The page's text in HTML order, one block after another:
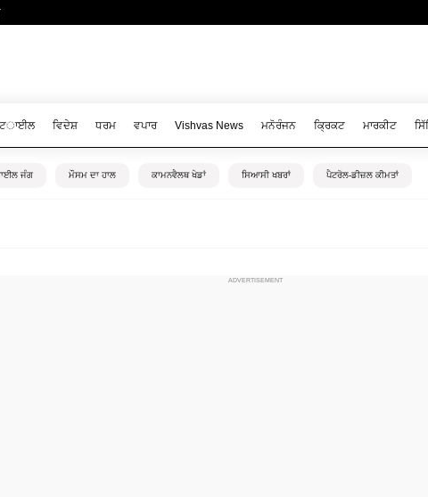
ਵਿਦੇਸ਼ ਧਰਮ ਵਪਾਰ Vishvas News ਮਨੋਰੰਜਨ ਕ੍ਰਿਕਟ ਮਾਰਕੀਟ
ਜੰਗ ਮੌਸਮ ਦਾ ਹਾਲ ਕਾਮਨਵੈਲਥ ਖੇਡਾਂ ਸਿਆਸੀ ਖਬਰਾਂ ਪੈਟਰੋਲ-ਡੀਜ਼ਲ ਕੀਮਤਾਂ